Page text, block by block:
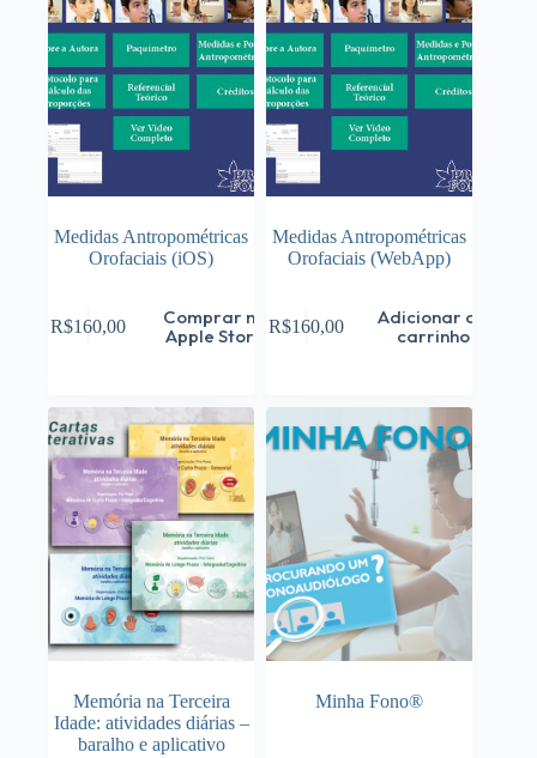
Medidas Antropométricas
Orofaciais (iOS)
R$160,00
Comprar na
Apple Store
Medidas Antropométricas
Orofaciais (WebApp)
R$160,00
Adicionar ao
carrinho
Memória na Terceira
Idade: atividades diárias –
baralho e aplicativo
Minha Fono®